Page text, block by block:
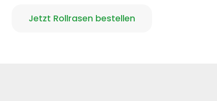
Jetzt Rollrasen bestellen